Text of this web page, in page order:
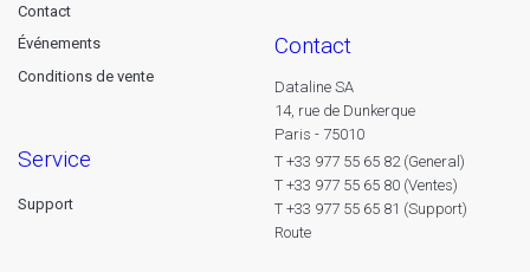
Contact
Événements
Conditions de vente
service
Support
contact
Dataline SA
14, rue de Dunkerque
Paris - 75010
T +33 977 55 65 82 (General)
T +33 977 55 65 80 (Ventes)
T +33 977 55 65 81 (Support)
Route